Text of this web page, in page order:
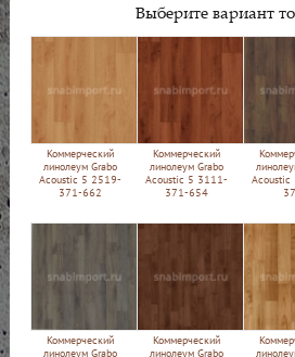
Выберите вариант
Коммерческий
линолеум Grabo
Acoustic 5 2519-
371-662
Коммерческий
линолеум Grabo
Acoustic 5 3111-
371-654
Acoustic
Коммерческий
линолеум Grabo
Коммерческий
линолеум Grabo